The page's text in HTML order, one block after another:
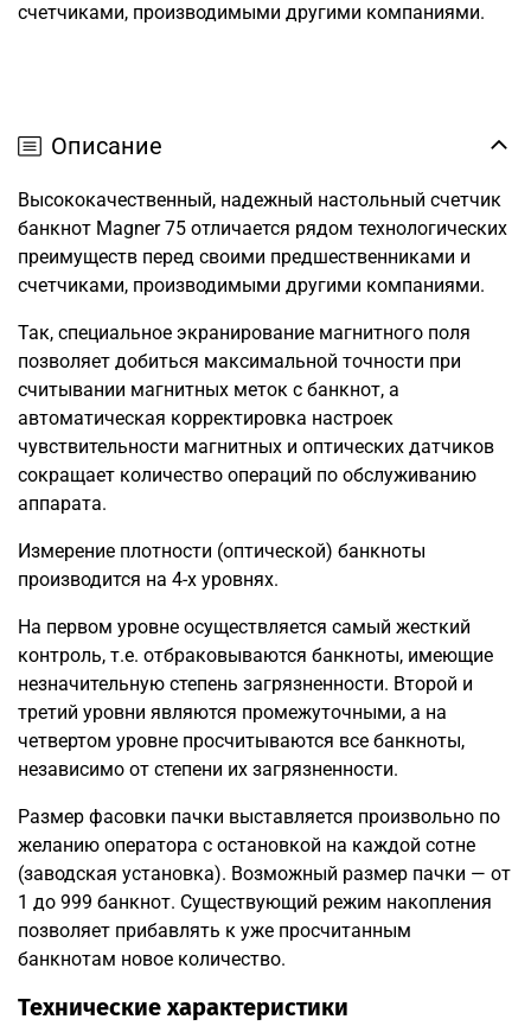
счетчиками, производимыми другими компаниями.
Описание
Высококачественный, надежный настольный счетчик
банкнот Magner 75 отличается рядом технологических
преимуществ перед своими предшественниками и
счетчиками, производимыми другими компаниями.
Так, специальное экранирование магнитного поля
позволяет добиться максимальной точности при
считывании магнитных меток с банкнот, а
автоматическая корректировка настроек
чувствительности магнитных и оптических датчиков
сокращает количество операций по обслуживанию
аппарата.
Измерение плотности (оптической) банкноты
производится на 4-х уровнях.
На первом уровне осуществляется самый жесткий
контроль, т.е. отбраковываются банкноты, имеющие
незначительную степень загрязненности. Второй и
третий уровни являются промежуточными, а на
четвертом уровне просчитываются все банкноты,
независимо от степени их загрязненности.
Размер фасовки пачки выставляется произвольно по
желанию оператора с остановкой на каждой сотне
(заводская установка). Возможный размер пачки — от
1 до 999 банкнот. Существующий режим накопления
позволяет прибавлять к уже просчитанным
банкнотам новое количество.
Технические характеристики